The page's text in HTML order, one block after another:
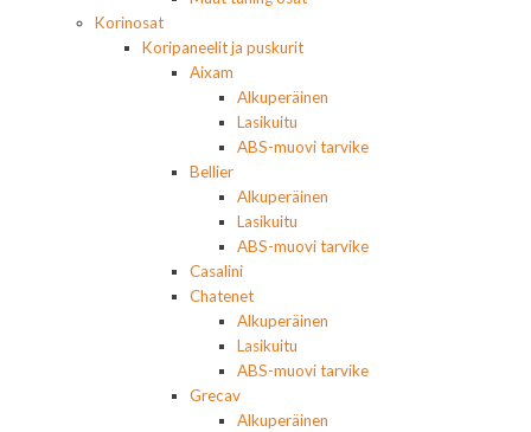
Korinosat
Koripaneelit ja puskurit
Aixam
Alkuperäinen
Lasikuitu
ABS-muovi tarvike
Bellier
Alkuperäinen
Lasikuitu
ABS-muovi tarvike
Casalini
Chatenet
Alkuperäinen
Lasikuitu
ABS-muovi tarvike
Grecav
Alkuperäinen